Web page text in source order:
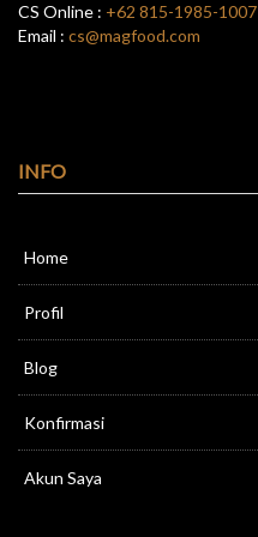
CS Online : +62 815-1985-1007
Email : cs@magfood.com
INFO
Home
Profil
Blog
Konfirmasi
Akun Saya